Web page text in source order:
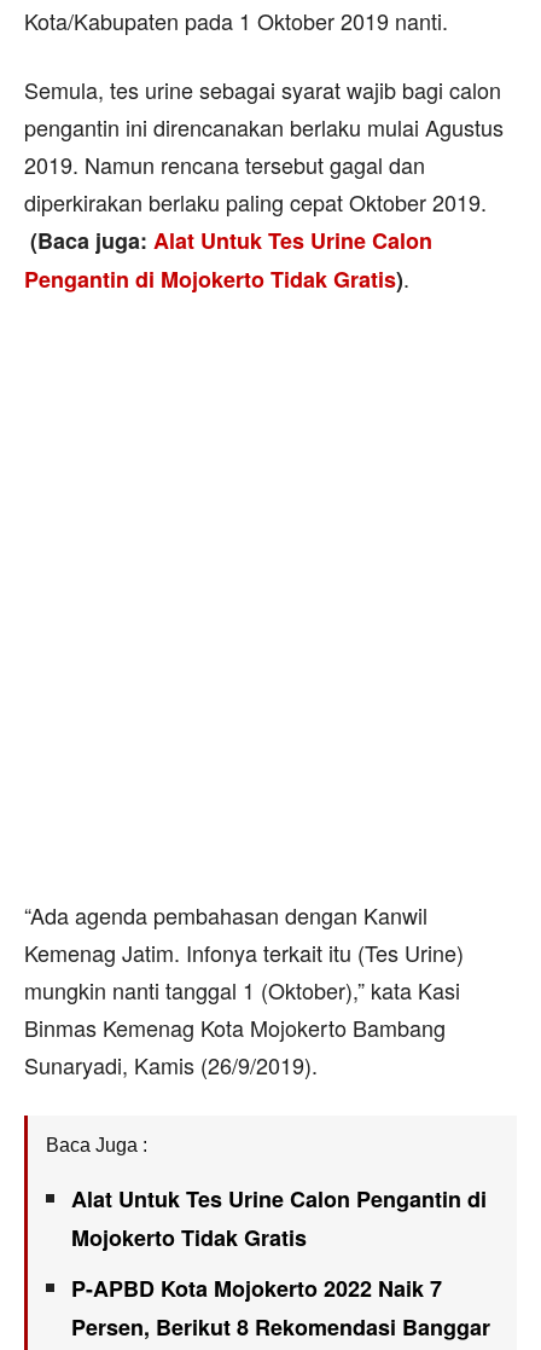
Kota/Kabupaten pada 1 Oktober 2019 nanti.
Semula, tes urine sebagai syarat wajib bagi calon
pengantin ini direncanakan berlaku mulai Agustus
2019. Namun rencana tersebut gagal dan
diperkirakan berlaku paling cepat Oktober 2019.
(Baca juga: Alat Untuk Tes Urine Calon
Pengantin di Mojokerto Tidak Gratis).
“Ada agenda pembahasan dengan Kanwil
Kemenag Jatim. Infonya terkait itu (Tes Urine)
mungkin nanti tanggal 1 (Oktober),” kata Kasi
Binmas Kemenag Kota Mojokerto Bambang
Sunaryadi, Kamis (26/9/2019).
Baca Juga :
Alat Untuk Tes Urine Calon Pengantin di
Mojokerto Tidak Gratis
P-APBD Kota Mojokerto 2022 Naik 7
Persen, Berikut 8 Rekomendasi Banggar